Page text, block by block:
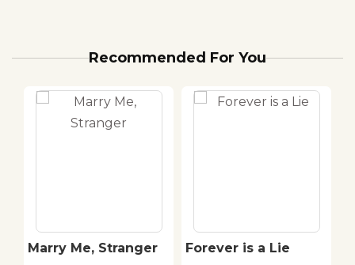
Recommended For You
Marry Me, Stranger
Forever is a Lie